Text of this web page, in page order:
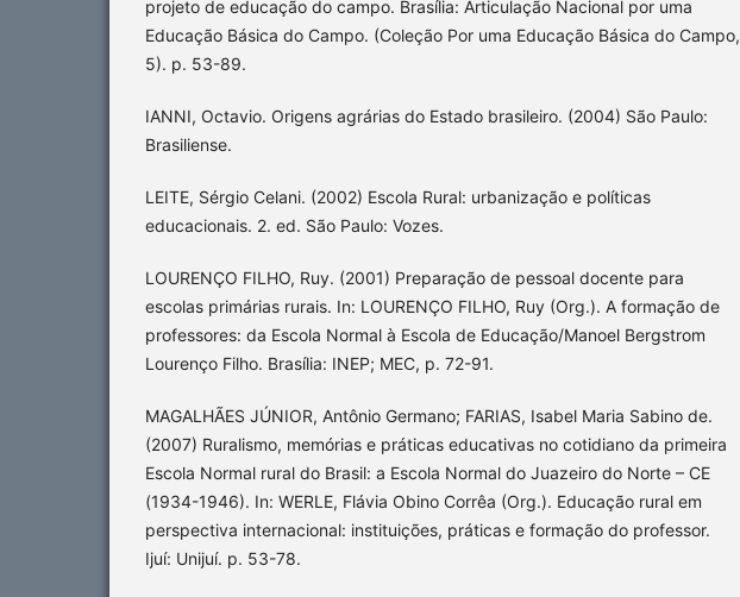
projeto de educação do campo. Brasília: Articulação Nacional por uma
Educação Básica do Campo. (Coleção Por uma Educação Básica do Campo,
5). p. 53-89.
IANNI, Octavio. Origens agrárias do Estado brasileiro. (2004) São Paulo:
Brasiliense.
LEITE, Sérgio Celani. (2002) Escola Rural: urbanização e políticas
educacionais. 2. ed. São Paulo: Vozes.
LOURENÇO FILHO, Ruy. (2001) Preparação de pessoal docente para
escolas primárias rurais. In: LOURENÇO FILHO, Ruy (Org.). A formação de
professores: da Escola Normal à Escola de Educação/Manoel Bergstrom
Lourenço Filho. Brasília: INEP; MEC, p. 72-91.
MAGALHÃES JÚNIOR, Antônio Germano; FARIAS, Isabel Maria Sabino de.
(2007) Ruralismo, memórias e práticas educativas no cotidiano da primeira
Escola Normal rural do Brasil: a Escola Normal do Juazeiro do Norte – CE
(1934-1946). In: WERLE, Flávia Obino Corrêa (Org.). Educação rural em
perspectiva internacional: instituições, práticas e formação do professor.
Ijuí: Unijuí. p. 53-78.